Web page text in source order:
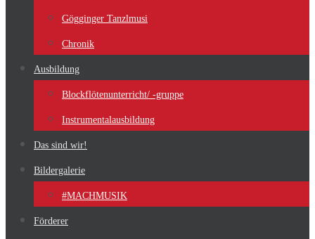
Gögginger Tanzlmusi
Chronik
Ausbildung
Blockflötenunterricht/ -gruppe
Instrumentalausbildung
Das sind wir!
Bildergalerie
#MACHMUSIK
Förderer